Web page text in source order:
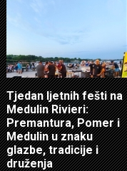
Tjedan ljetnih fešti na
Medulin Rivieri:
Premantura, Pomer i
Medulin u znaku
glazbe, tradicije i
druženja